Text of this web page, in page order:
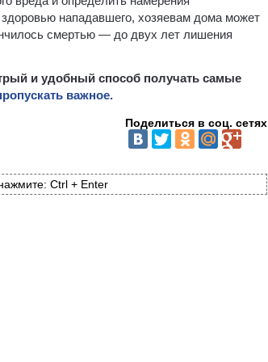
нападавшего, хозяевам дома может
смертью — до двух лет лишения
и удобный способ получать самые
важное.
Поделиться в соц. сетях
Ctrl + Enter